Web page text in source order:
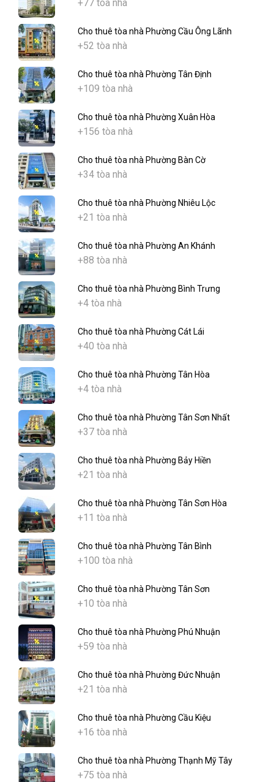
+77 tòa nhà
Cho thuê tòa nhà Phường Cầu Ông Lãnh
+52 tòa nhà
Cho thuê tòa nhà Phường Tân Định
+109 tòa nhà
Cho thuê tòa nhà Phường Xuân Hòa
+156 tòa nhà
Cho thuê tòa nhà Phường Bàn Cờ
+34 tòa nhà
Cho thuê tòa nhà Phường Nhiêu Lộc
+21 tòa nhà
Cho thuê tòa nhà Phường An Khánh
+88 tòa nhà
Cho thuê tòa nhà Phường Bình Trưng
+4 tòa nhà
Cho thuê tòa nhà Phường Cát Lái
+40 tòa nhà
Cho thuê tòa nhà Phường Tân Hòa
+4 tòa nhà
Cho thuê tòa nhà Phường Tân Sơn Nhất
+37 tòa nhà
Cho thuê tòa nhà Phường Bảy Hiền
+21 tòa nhà
Cho thuê tòa nhà Phường Tân Sơn Hòa
+11 tòa nhà
Cho thuê tòa nhà Phường Tân Bình
+100 tòa nhà
Cho thuê tòa nhà Phường Tân Sơn
+10 tòa nhà
Cho thuê tòa nhà Phường Phú Nhuận
+59 tòa nhà
Cho thuê tòa nhà Phường Đức Nhuận
+21 tòa nhà
Cho thuê tòa nhà Phường Cầu Kiệu
+16 tòa nhà
Cho thuê tòa nhà Phường Thạnh Mỹ Tây
+75 tòa nhà